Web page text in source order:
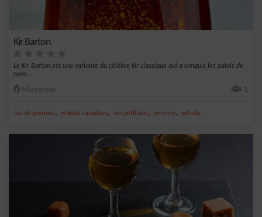
Kir Barton
Le Kir Barton est une variante du célèbre kir classique qui a conquis les palais de
nom...
Moyenne 1
Jus de pomme, whisky canadien, vin pétillant, pomme, whisky